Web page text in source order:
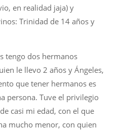
en realidad jaja) y
Trinidad de 14 años y
tengo dos hermanos
le llevo 2 años y Ángeles,
que tener hermanos es
persona. Tuve el privilegio
casi mi edad, con el que
mucho menor, con quien